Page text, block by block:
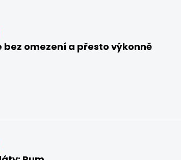
bez omezení a přesto výkonně